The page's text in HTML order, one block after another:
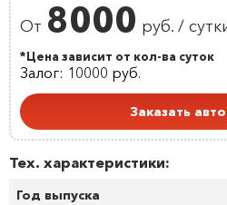
От 8000 руб. /
*Цена зависит от кол-ва суток
Залог: 10000 руб.
Заказать
Тех. характеристики:
Год выпуска